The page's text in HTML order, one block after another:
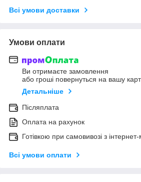
Всі умови доставки
Умови оплати
Ви отримаєте замовлення
або гроші повернуться на вашу
Детальніше
Післяплата
Оплата на рахунок
Готівкою при самовивозі з
Всі умови оплати